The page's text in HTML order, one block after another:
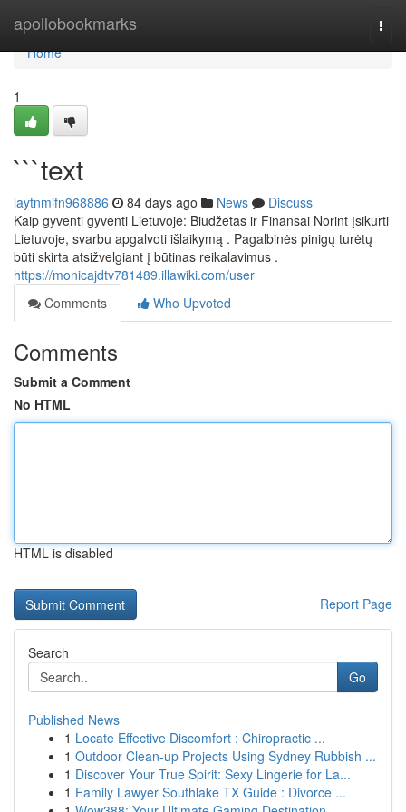
apollobookmarks
Home
Home
1
```text
laytnmifn968886 84 days ago News
Discuss
Kaip gyventi gyventi Lietuvoje: Biudžetas ir Finansai Norint įsikurti
Lietuvoje, svarbu apgalvoti išlaikymą . Pagalbinės pinigų turėtų
būti skirta atsižvelgiant į būtinas reikalavimus .
https://monicajdtv781489.illawiki.com/user
Comments
Who Upvoted
Comments
Submit a Comment
No HTML
HTML is disabled
Report Page
Search
Go
Published News
1 Locate Effective Discomfort : Chiropractic ...
1 Outdoor Clean-up Projects Using Sydney Rubbish ...
1 Discover Your True Spirit: Sexy Lingerie for La...
1 Family Lawyer Southlake TX Guide : Divorce ...